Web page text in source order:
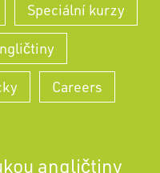
Speciální kurzy
Careers
angličtiny